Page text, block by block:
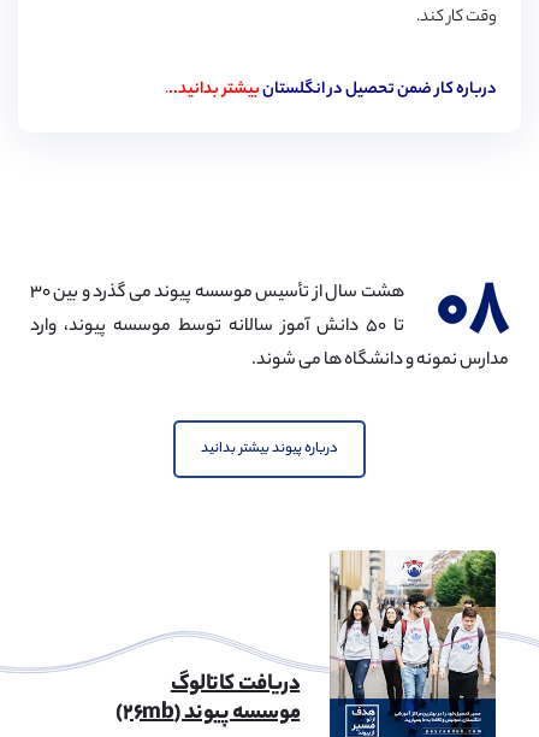
وقت کار کند.
درباره کار ضمن تحصیل در انگلستانبیشتر بدانید...
۰۸
هشت سال از تأسیس موسسه پیوند می گذرد و بین ۳۰
تا ۵۰ دانش آموز سالانه توسط موسسه پیوند، وارد
مدارس نمونه و دانشگاه ها می شوند.
درباره پیوند بیشتر بدانید
دریافت کاتالوگ
موسسه پیوند (۲۶mb)